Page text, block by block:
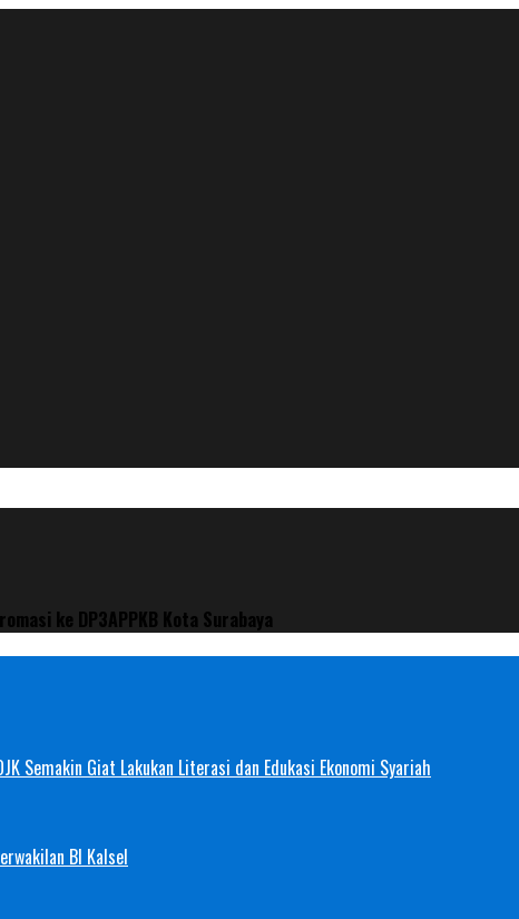
ke DP3APPKB Kota Surabaya
Semakin Giat Lakukan Literasi dan Edukasi Ekonomi Syariah
BI Kalsel